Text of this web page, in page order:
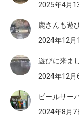
2025年4月
鹿さんも遊
2024年12月
遊びに来ま
2024年12月
ビールサー
2024年8月7